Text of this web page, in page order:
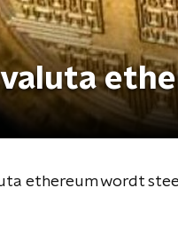
ethereum wordt